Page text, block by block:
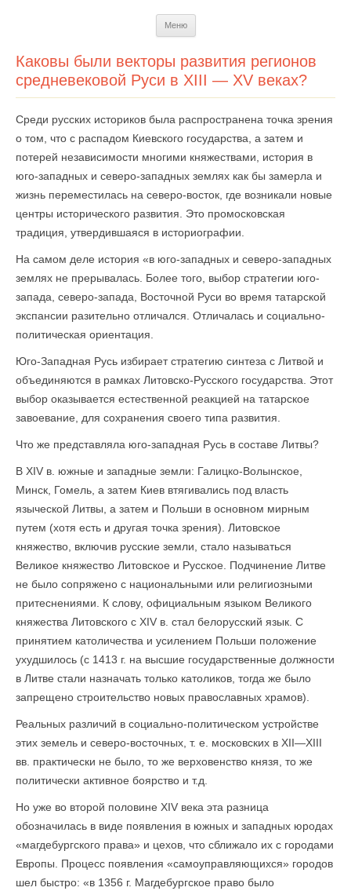
Меню
Каковы были векторы развития регионов
средневековой Руси в XIII — XV веках?
Среди русских историков была распространена точка зрения
о том, что с распадом Киевского государства, а затем и
потерей независимости многими княжествами, история в
юго-западных и северо-западных землях как бы замерла и
жизнь переместилась на северо-восток, где возникали новые
центры исторического развития. Это промосковская
традиция, утвердившаяся в историографии.
На самом деле история «в юго-западных и северо-западных
землях не прерывалась. Более того, выбор стратегии юго-
запада, северо-запада, Восточной Руси во время татарской
экспансии разительно отличался. Отличалась и социально-
политическая ориентация.
Юго-Западная Русь избирает стратегию синтеза с Литвой и
объединяются в рамках Литовско-Русского государства. Этот
выбор оказывается естественной реакцией на татарское
завоевание, для сохранения своего типа развития.
Что же представляла юго-западная Русь в составе Литвы?
В XIV в. южные и западные земли: Галицко-Волынское,
Минск, Гомель, а затем Киев втягивались под власть
языческой Литвы, а затем и Польши в основном мирным
путем (хотя есть и другая точка зрения). Литовское
княжество, включив русские земли, стало называться
Великое княжество Литовское и Русское. Подчинение Литве
не было сопряжено с национальными или религиозными
притеснениями. К слову, официальным языком Великого
княжества Литовского с XIV в. стал белорусский язык. С
принятием католичества и усилением Польши положение
ухудшилось (с 1413 г. на высшие государственные должности
в Литве стали назначать только католиков, тогда же было
запрещено строительство новых православных храмов).
Реальных различий в социально-политическом устройстве
этих земель и северо-восточных, т. е. московских в XII—XIII
вв. практически не было, то же верховенство князя, то же
политически активное боярство и т.д.
Но уже во второй половине XIV века эта разница
обозначилась в виде появления в южных и западных юродах
«магдебургского права» и цехов, что сближало их с городами
Европы. Процесс появления «самоуправляющихся» городов
шел быстро: «в 1356 г. Магдебургское право было